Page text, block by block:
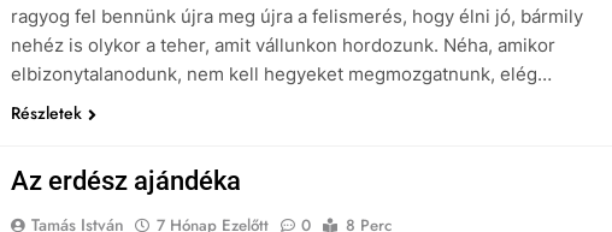
ragyog fel bennünk újra meg újra a felismerés, hogy élni jó, bármily
nehéz is olykor a teher, amit vállunkon hordozunk. Néha, amikor
elbizonytalanodunk, nem kell hegyeket megmozgatnunk, elég…
Részletek
Az erdész ajándéka
Tamás István 7 Hónap Ezelőtt 0 8 Perc